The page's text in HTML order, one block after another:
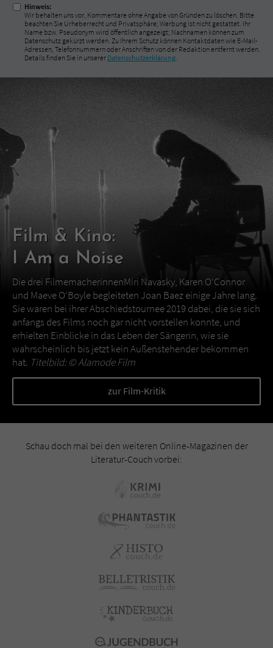
Hinweis:
Wir behalten uns vor, Kommentare ohne Angabe von Gründen zu löschen. Bitte
beachten Sie Urheberrecht und Privatsphäre; Werbung ist nicht gestattet. Ihr
Name bzw. Pseudonym wird öffentlich angezeigt; Nachnamen können zum
Datenschutz gekürzt werden. Zu Ihrem Schutz können Kontaktdaten wie E-Mail-
Adressen, Telefonnummern oder Anschriften von der Redaktion entfernt werden.
Details finden Sie in unserer Datenschutzerklärung
Film & Kino:
I Am a Noise
Die drei FilmemacherinnenMiri Navasky, Karen O‘Connor
und Maeve O‘Boyle begleiteten Joan Baez einige Jahre lang.
Sie waren bei ihrer Abschiedstournee 2019 dabei, die sie sich
anfangs des Films noch gar nicht vorstellen konnte, und
erhielten Einblicke in das Leben der Sängerin, wie sie
wahrscheinlich bis jetzt kein Außenstehender bekommen
hat. Titelbild: ©Alamode Film
zur Film-Kritik
Schau doch mal bei den weiteren Online-Magazinen der
Literatur-Couch vorbei: